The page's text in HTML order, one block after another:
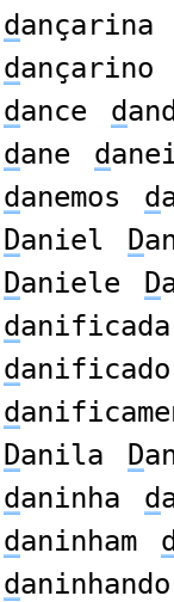
dançarina
dançarino
dance d
dane d
danemos d
Daniel D
Daniele D
danificada
danificado
d
Danila D
daninha d
daninham d
daninhando